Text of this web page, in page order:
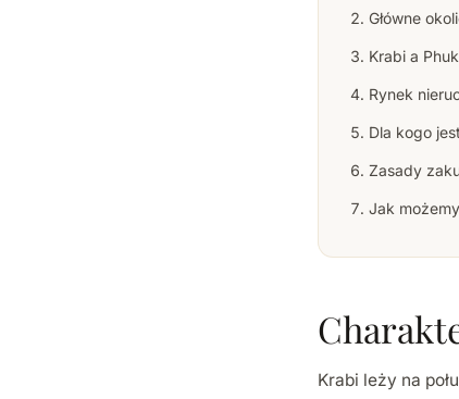
Główne
Krabi a
Rynek
Dla kogo
Zasady
Jak
Krabi leży na